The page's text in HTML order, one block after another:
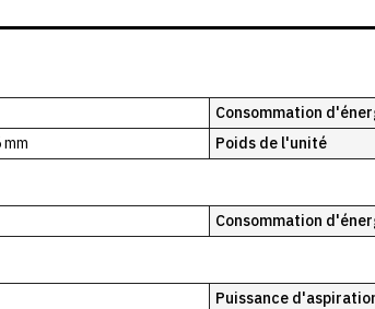
Consommation
Poids de l'unité
Consommation
Puissance